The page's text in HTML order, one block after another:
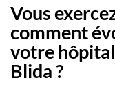
Vous
comment
votre
Blida ?